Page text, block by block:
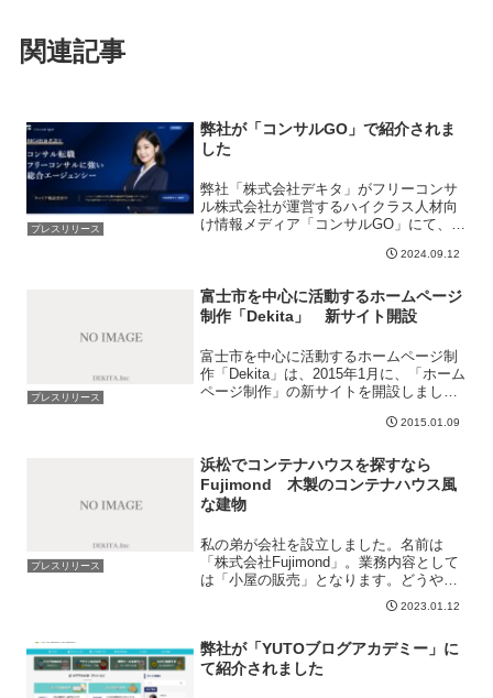
関連記事
プレスリリース
弊社が「コンサルGO」で紹介されま
した
弊社「株式会社デキタ」がフリーコンサ
ル株式会社が運営するハイクラス人材向
け情報メディア「コンサルGO」にて、
社」として紹介されました。
2024.09.12
プレスリリース
富士市を中心に活動するホームページ
制作「Dekita」 新サイト開設
富士市を中心に活動するホームページ制
作「Dekita」は、2015年1月に、「ホーム
ページ制作」の新サイトを開設しまし
す。今までは既存のクライアントからの
制作業...
2015.01.09
プレスリリース
浜松でコンテナハウスを探すなら
Fujimond 木製のコンテナハウス風
な建物
私の弟が会社を設立しました。名前は
「株式会社Fujimond」。業務内容として
は「小屋の販売」となります。どうやら
タイニーハウスと呼ばれるものらしいで
す。弊社でも小さな事務所を欲しいと思
を使った事務所を探...
2023.01.12
弊社が「YUTOブログアカデミー」に
て紹介されました